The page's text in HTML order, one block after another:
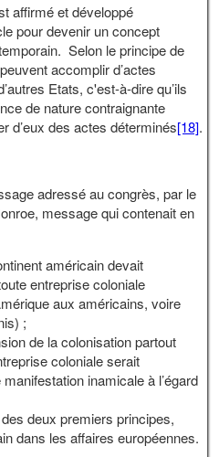
affirmé et développé
pour devenir un concept
Selon le principe de
accomplir d’actes
Etats, c'est-à-dire qu’ils
de nature contraignante
d’eux des actes déterminés[18].
adressé au congrès, par le
message qui contenait en
américain devait
entreprise coloniale
aux américains, voire
;
de la colonisation partout
coloniale serait
inamicale à l’égard
deux premiers principes,
dans les affaires européennes.